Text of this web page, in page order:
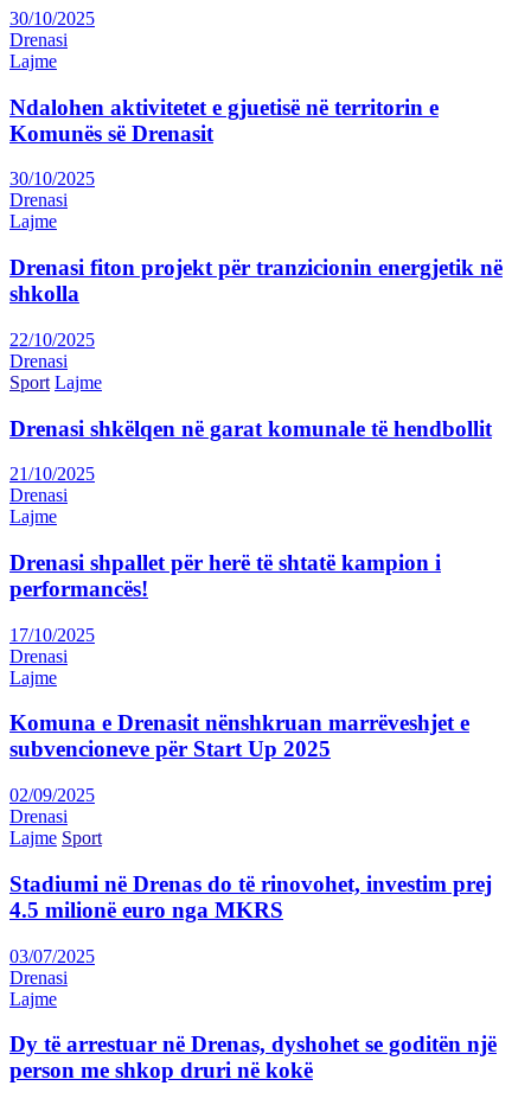
30/10/2025
Drenasi
Lajme
Ndalohen aktivitetet e gjuetisë në territorin e
Komunës së Drenasit
30/10/2025
Drenasi
Lajme
Drenasi fiton projekt për tranzicionin energjetik në
shkolla
22/10/2025
Drenasi
Sport Lajme
Drenasi shkëlqen në garat komunale të hendbollit
21/10/2025
Drenasi
Lajme
Drenasi shpallet për herë të shtatë kampion i
performancës!
17/10/2025
Drenasi
Lajme
Komuna e Drenasit nënshkruan marrëveshjet e
subvencioneve për Start Up 2025
02/09/2025
Drenasi
Lajme Sport
Stadiumi në Drenas do të rinovohet, investim prej
4.5 milionë euro nga MKRS
03/07/2025
Drenasi
Lajme
Dy të arrestuar në Drenas, dyshohet se goditën një
person me shkop druri në kokë